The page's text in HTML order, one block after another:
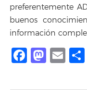
preferentemente
buenos
información